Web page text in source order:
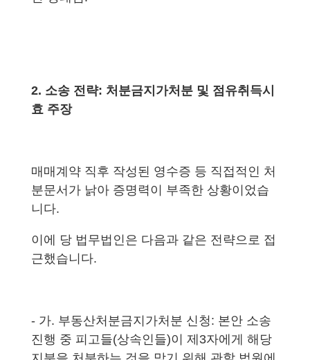
2. 소송 전략: 처분금지가처분 및 점유취득시
효 주장
매매계약 직후 작성된 영수증 등 직접적인 처
분문서가 낡아 증명력이 부족한 상황이었습
니다.
이에 당 법무법인은 다음과 같은 전략으로 접
근했습니다.
- 가. 부동산처분금지가처분 신청: 본안 소송
진행 중 피고들(상속인들)이 제3자에게 해당